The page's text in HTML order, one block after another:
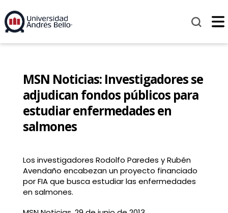
MSN Noticias: Investigadores se
adjudican fondos públicos para
estudiar enfermedades en
salmones
Los investigadores Rodolfo Paredes y Rubén
Avendaño encabezan un proyecto financiado
por FIA que busca estudiar las enfermedades
en salmones.